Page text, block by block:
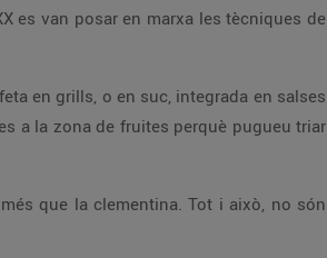
es van posar en marxa les tècniques de
en grills, o en suc, integrada en salses
a la zona de fruites perquè pugueu triar
que la clementina. Tot i això, no són